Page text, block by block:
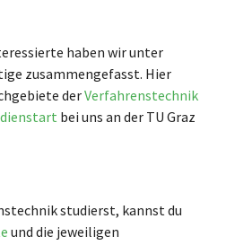
haben wir unter
zusammengefasst. Hier
derVerfahrenstechnik
bei uns an der TU Graz
studierst, kannst du
und die jeweiligen